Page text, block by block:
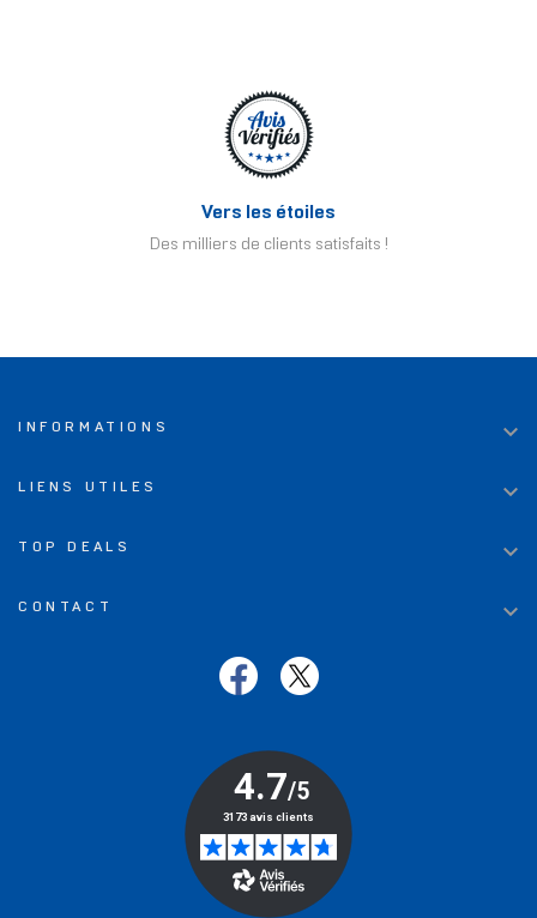
Vers les étoiles
Des milliers de clients satisfaits !
INFORMATIONS 
LIENS UTILES 
TOP DEALS 
CONTACT 